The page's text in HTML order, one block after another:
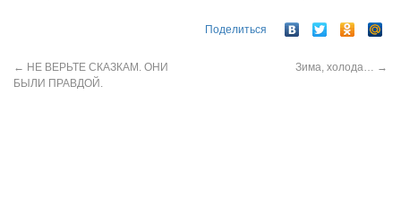
Поделиться
← НЕ ВЕРЬТЕ СКАЗКАМ. ОНИ
БЫЛИ ПРАВДОЙ.
Зима, холода… →